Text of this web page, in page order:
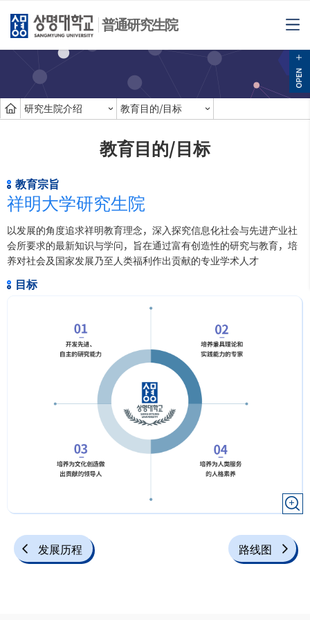
普通研究生院
研究生院介绍 教育目的/目标
教育目的/目标
教育宗旨
祥明大学研究生院
以发展的角度追求祥明教育理念，深入探究信息化社会与先进产业社
会所要求的最新知识与学问，旨在通过富有创造性的研究与教育，培
养对社会及国家发展乃至人类福利作出贡献的专业学术人才
目标
发展历程 路线图